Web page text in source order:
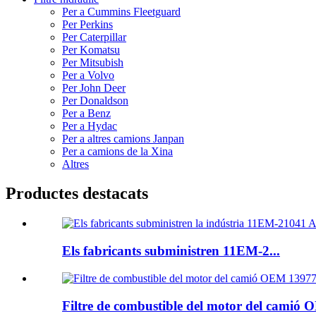
Per a Cummins Fleetguard
Per Perkins
Per Caterpillar
Per Komatsu
Per Mitsubish
Per a Volvo
Per John Deer
Per Donaldson
Per a Benz
Per a Hydac
Per a altres camions Janpan
Per a camions de la Xina
Altres
Productes destacats
Els fabricants subministren 11EM-2...
Filtre de combustible del motor del camió